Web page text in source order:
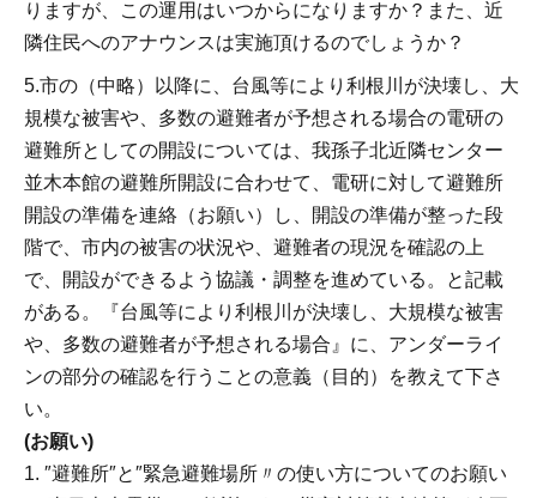
りますが、この運用はいつからになりますか？また、近
隣住民へのアナウンスは実施頂けるのでしょうか？
5.市の（中略）以降に、台風等により利根川が決壊し、大
規模な被害や、多数の避難者が予想される場合の電研の
避難所としての開設については、我孫子北近隣センター
並木本館の避難所開設に合わせて、電研に対して避難所
開設の準備を連絡（お願い）し、開設の準備が整った段
階で、市内の被害の状況や、避難者の現況を確認の上
で、開設ができるよう協議・調整を進めている。と記載
がある。『台風等により利根川が決壊し、大規模な被害
や、多数の避難者が予想される場合』に、アンダーライ
ンの部分の確認を行うことの意義（目的）を教えて下さ
い。
(お願い)
1. ″避難所″と″緊急避難場所〃の使い方についてのお願い